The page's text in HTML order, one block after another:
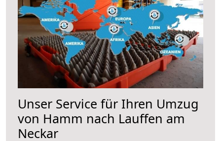
Unser Service für Ihren Umzug
von Hamm nach Lauffen am
Neckar